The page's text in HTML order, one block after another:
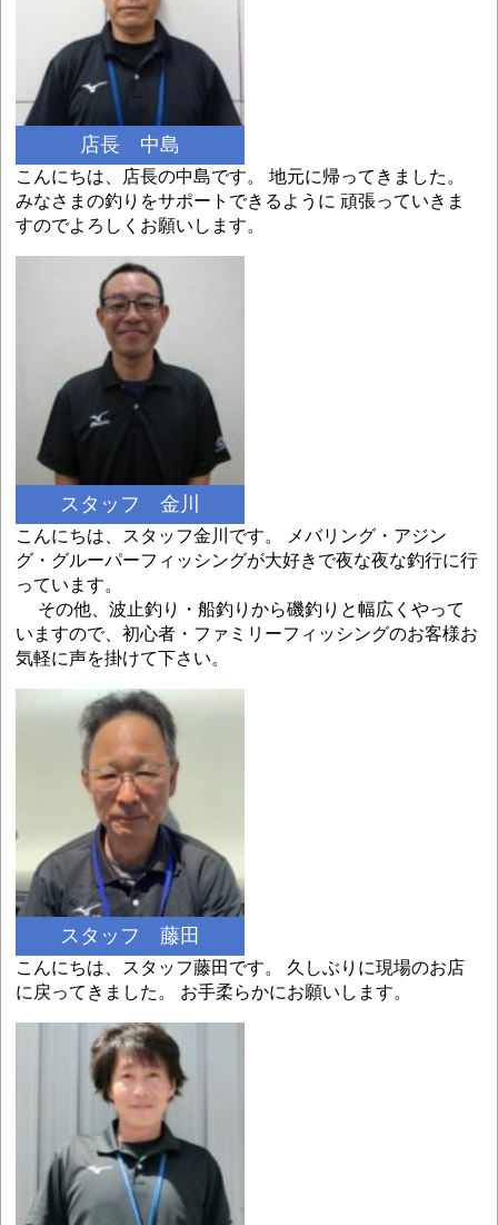
店長 中島
こんにちは、店長の中島です。 地元に帰ってきました。
みなさまの釣りをサポートできるように 頑張っていきま
すのでよろしくお願いします。
スタッフ 金川
こんにちは、スタッフ金川です。 メバリング・アジン
グ・グルーパーフィッシングが大好きで夜な夜な釣行に行
っています。
その他、波止釣り・船釣りから磯釣りと幅広くやって
いますので、初心者・ファミリーフィッシングのお客様お
気軽に声を掛けて下さい。
スタッフ 藤田
こんにちは、スタッフ藤田です。 久しぶりに現場のお店
に戻ってきました。 お手柔らかにお願いします。